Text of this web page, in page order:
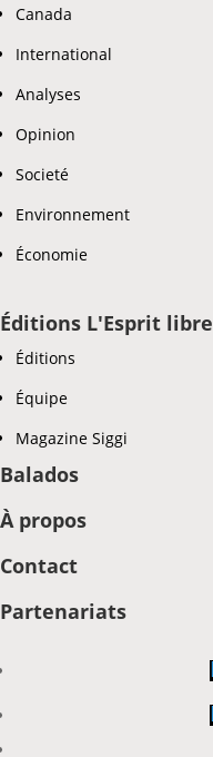
Canada
International
Analyses
Opinion
Societé
Environnement
Économie
Éditions L'Esprit libre
Éditions
Équipe
Magazine Siggi
Balados
À propos
Contact
Partenariats